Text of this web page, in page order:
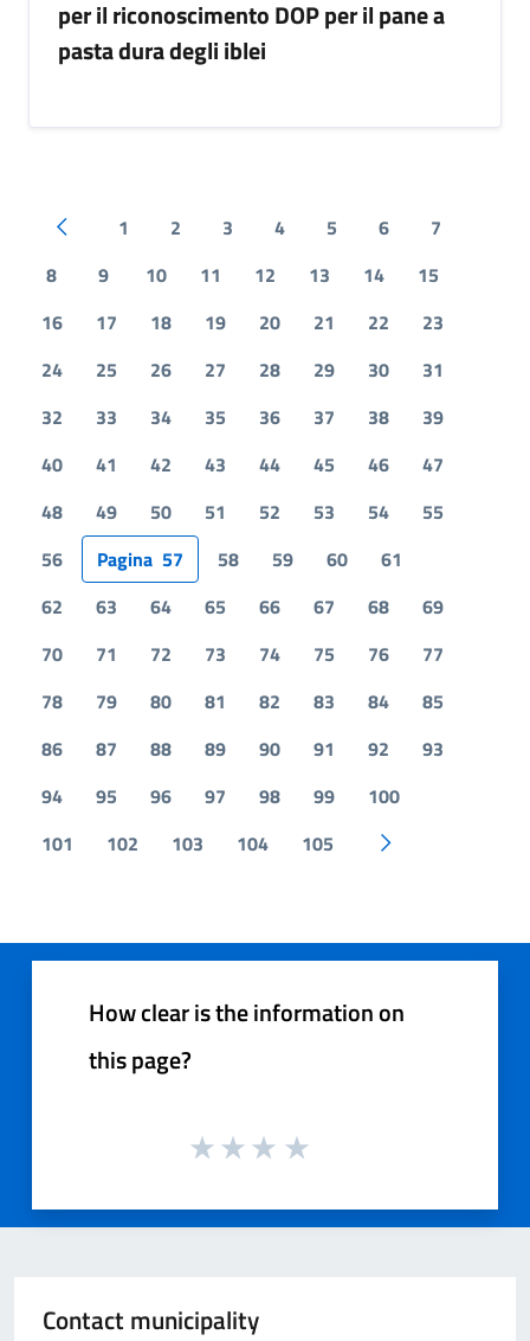
per il riconoscimento DOP per il pane a
pasta dura degli iblei
Pagina precedente
1 2 3 4 5 6
7
8
9 10 11 12 13 14
15
16
17 18 19 20 21 22
23
24
25 26 27 28 29 30
31
32
33 34 35 36 37 38
39
40
41 42 43 44 45 46
47
48
49 50 51 52 53 54
55
56
Pagina 57 58 59 60
61
62
63 64 65 66 67 68
69
70
71 72 73 74 75 76
77
78
79 80 81 82 83 84
85
86
87 88 89 90 91 92
93
94
95 96 97 98 99
100
101
102 103 104 105 Pagina
How clear is the information on
this page?
Contact municipality